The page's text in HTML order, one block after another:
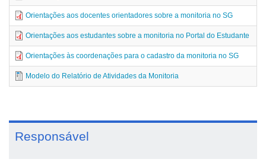
Orientações aos docentes orientadores sobre a monitoria no SG
Orientações aos estudantes sobre a monitoria no Portal do Estudante
Orientações às coordenações para o cadastro da monitoria no SG
Modelo do Relatório de Atividades da Monitoria
Responsável